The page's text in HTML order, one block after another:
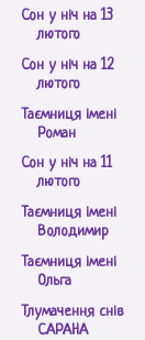
Сон у ніч на 13
лютого
Сон у ніч на 12
лютого
Таємниця імені
Роман
Сон у ніч на 11
лютого
Таємниця імені
Володимир
Таємниця імені
Ольга
Тлумачення снів
САРАНА